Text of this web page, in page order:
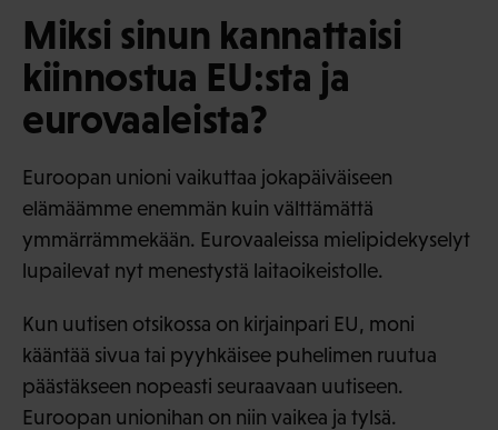
Miksi sinun kannattaisi
kiinnostua EU:sta ja
eurovaaleista?
Euroopan unioni vaikuttaa jokapäiväiseen
elämäämme enemmän kuin välttämättä
ymmärrämmekään. Eurovaaleissa mielipidekyselyt
lupailevat nyt menestystä laitaoikeistolle.
Kun uutisen otsikossa on kirjainpari EU, moni
kääntää sivua tai pyyhkäisee puhelimen ruutua
päästäkseen nopeasti seuraavaan uutiseen.
Euroopan unionihan on niin vaikea ja tylsä.